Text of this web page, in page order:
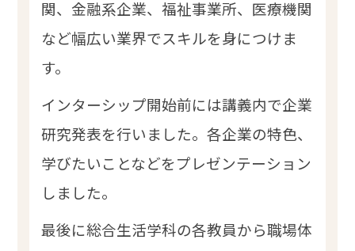
関、金融系企業、福祉事業所、医療機関
など幅広い業界でスキルを身につけま
す。
インターシップ開始前には講義内で企業
研究発表を行いました。各企業の特色、
学びたいことなどをプレゼンテーション
しました。
最後に総合生活学科の各教員から職場体